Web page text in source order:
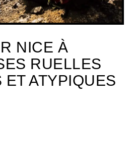
NICE À
RUELLES
ATYPIQUES